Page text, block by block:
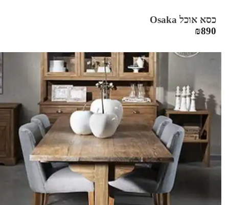
כסא אוכל Osaka
₪890